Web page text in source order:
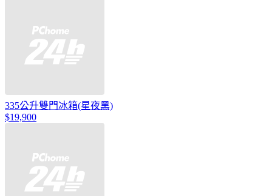
335公升雙門冰箱(星夜黑)
$19,900